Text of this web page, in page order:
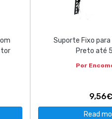
Suporte Fixo
Preto até
Por
9,56€
Read